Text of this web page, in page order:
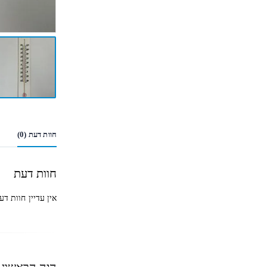
חוות דעת (0)
חוות דעת
אין עדיין חוות